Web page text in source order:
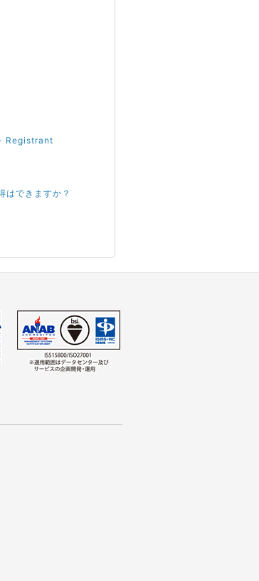
- Registrant
できますか？